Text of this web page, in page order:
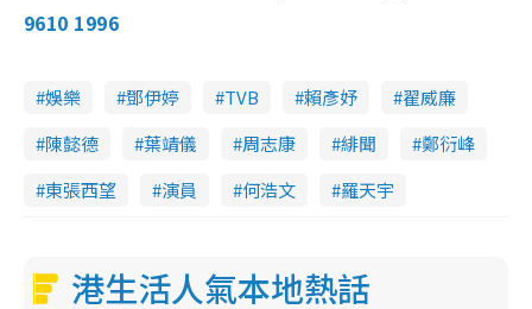
9610 1996
娛樂 鄧伊婷 TVB 賴彥妤
翟威廉
陳懿德
葉靖儀 周志康 緋聞
鄭衍峰
東張西望
演員 何浩文 羅天宇
港生活人氣本地熱話